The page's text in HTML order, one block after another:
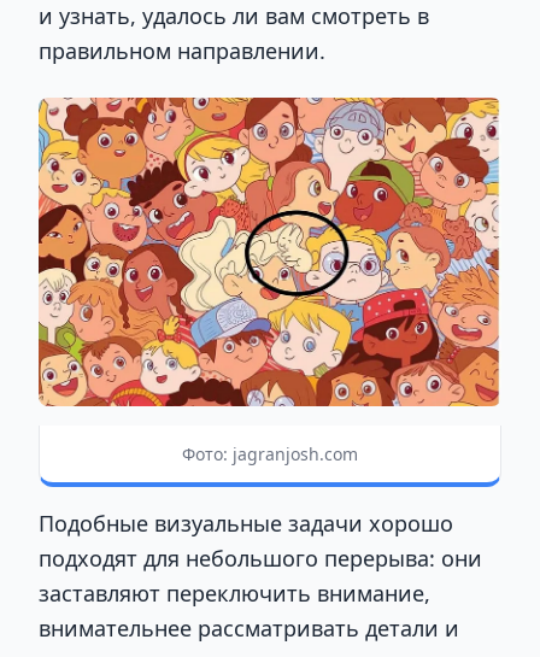
и узнать, удалось ли вам смотреть в
правильном направлении.
Фото: jagranjosh.com
Подобные визуальные задачи хорошо
подходят для небольшого перерыва: они
заставляют переключить внимание,
внимательнее рассматривать детали и